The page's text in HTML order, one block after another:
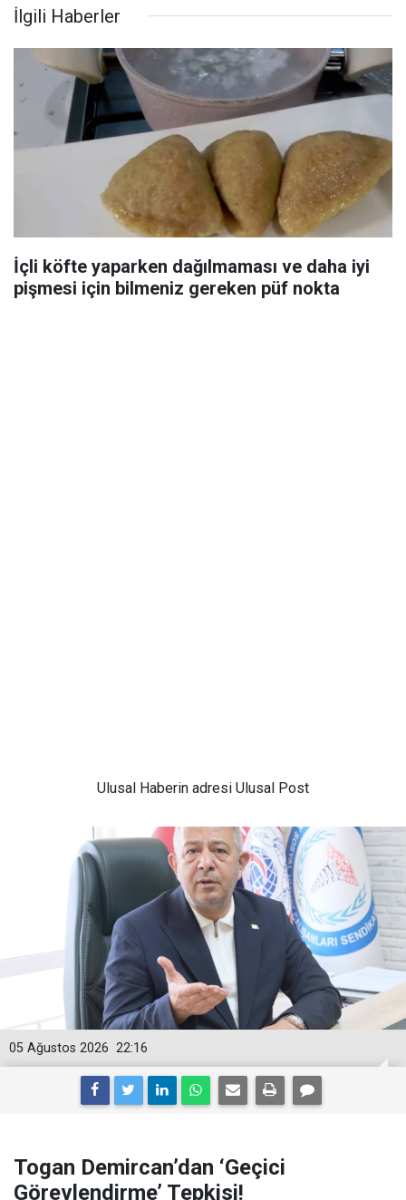
İlgili Haberler
İçli köfte yaparken dağılmaması ve daha iyi
pişmesi için bilmeniz gereken püf nokta
Ulusal Haberin adresi Ulusal Post
22:16
05 Ağustos 2026
Togan Demircan’dan ‘Geçici
Görevlendirme’ Tepkisi!